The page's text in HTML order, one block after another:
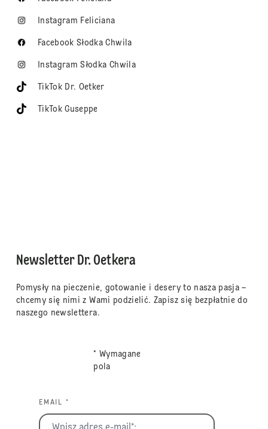
Instagram Feliciana
Facebook Słodka Chwila
Instagram Słodka Chwila
TikTok Dr. Oetker
TikTok Guseppe
Newsletter Dr. Oetkera
Pomysły na pieczenie, gotowanie i desery to nasza pasja –
chcemy się nimi z Wami podzielić. Zapisz się bezpłatnie do
naszego newslettera.
* Wymagane
pola
EMAIL *